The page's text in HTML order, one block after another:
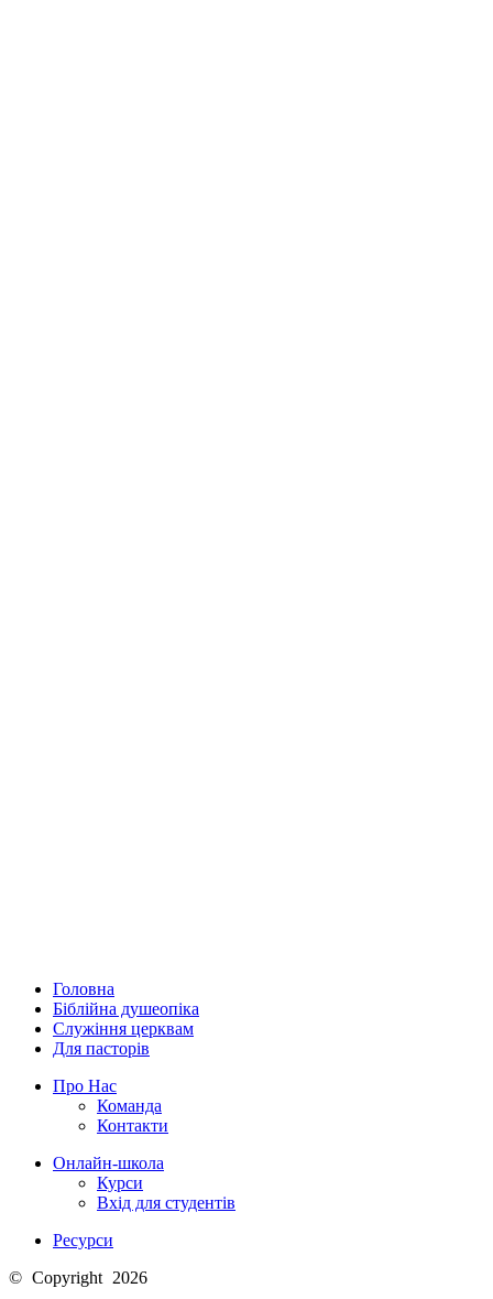
Головна
Біблійна душеопіка
Служіння церквам
Для пасторів
Про Нас
Команда
Контакти
Онлайн-школа
Курси
Вхід для студентів
Ресурси
© Copyright 2026